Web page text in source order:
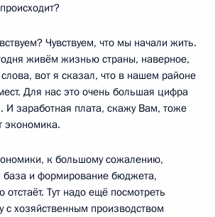
Чувствуем, что мы начали жить.
живём жизнью страны, наверное,
вот я сказал, что в нашем районе
Для нас это очень большая цифра
И заработная плата, скажу Вам, тоже
экономика.
к большому сожалению,
база и формирование бюджета,
Тут надо ещё посмотреть
с хозяйственным производством